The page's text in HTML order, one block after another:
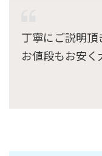
丁寧にご説明頂
お値段もお安く